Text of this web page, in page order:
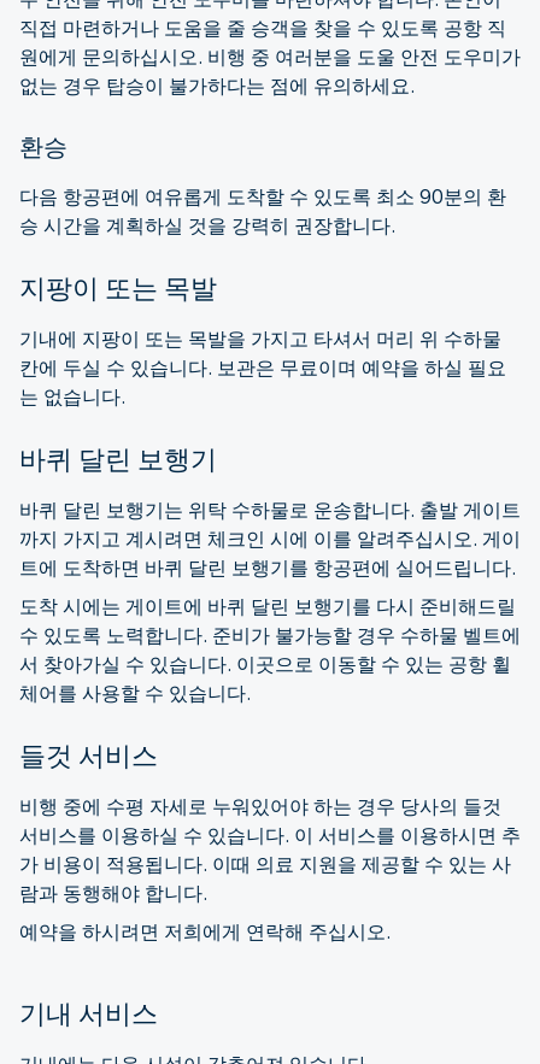
직접 마련하거나 도움을 줄 승객을 찾을 수 있도록 공항 직
원에게 문의하십시오. 비행 중 여러분을 도울 안전 도우미가
없는 경우 탑승이 불가하다는 점에 유의하세요.
환승
다음 항공편에 여유롭게 도착할 수 있도록 최소 90분의 환
승 시간을 계획하실 것을 강력히 권장합니다.
지팡이 또는 목발
기내에 지팡이 또는 목발을 가지고 타셔서 머리 위 수하물
칸에 두실 수 있습니다. 보관은 무료이며 예약을 하실 필요
는 없습니다.
바퀴 달린 보행기
바퀴 달린 보행기는 위탁 수하물로 운송합니다. 출발 게이트
까지 가지고 계시려면 체크인 시에 이를 알려주십시오. 게이
트에 도착하면 바퀴 달린 보행기를 항공편에 실어드립니다.
도착 시에는 게이트에 바퀴 달린 보행기를 다시 준비해드릴
수 있도록 노력합니다. 준비가 불가능할 경우 수하물 벨트에
서 찾아가실 수 있습니다. 이곳으로 이동할 수 있는 공항 휠
체어를 사용할 수 있습니다.
들것 서비스
비행 중에 수평 자세로 누워있어야 하는 경우 당사의 들것
서비스를 이용하실 수 있습니다. 이 서비스를 이용하시면 추
가 비용이 적용됩니다. 이때 의료 지원을 제공할 수 있는 사
람과 동행해야 합니다.
예약을 하시려면 저희에게 연락해 주십시오.
기내 서비스